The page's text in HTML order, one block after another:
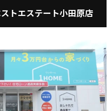
トエステート小田原店